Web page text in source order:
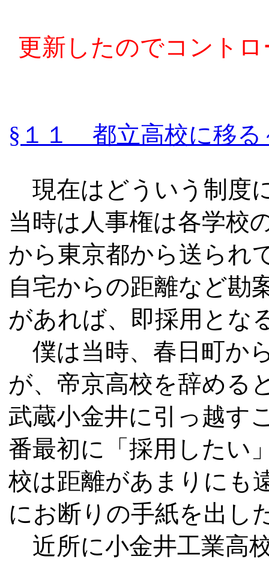
更新したのでコント
§１１ 都立高校に移る
現在はどういう制度
当時は人事権は各学校
から東京都から送られ
自宅からの距離など勘
があれば、即採用とな
僕は当時、春日町か
が、帝京高校を辞める
武蔵小金井に引っ越す
番最初に「採用したい
校は距離があまりにも
にお断りの手紙を出し
近所に小金井工業高